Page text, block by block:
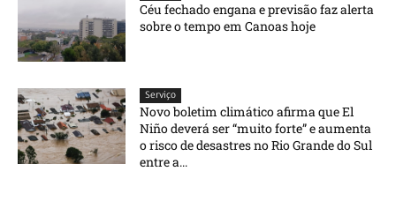
Céu fechado engana e previsão faz alerta
sobre o tempo em Canoas hoje
Serviço
Novo boletim climático afirma que El
Niño deverá ser “muito forte” e aumenta
o risco de desastres no Rio Grande do Sul
entre a...